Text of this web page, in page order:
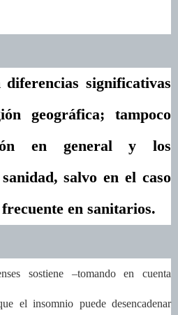
significativas
geográfica; tampoco
en general y los
salvo en el caso
en sanitarios.
sostiene –tomando en cuenta
el insomnio puede desencadenar